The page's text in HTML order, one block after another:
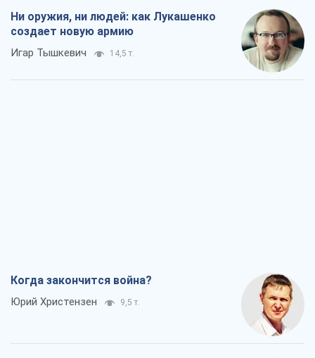
Ни оружия, ни людей: как Лукашенко
создает новую армию
Игар Тышкевич 14,5 т.
Когда закончится война?
Юрий Христензен 9,5 т.